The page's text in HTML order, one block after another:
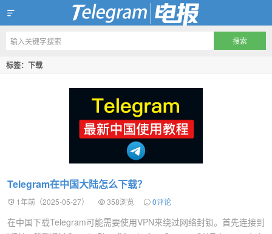
Telegram X 官网下载
标签：下载
Telegram在中国大陆怎么下载？
1年前（2025-05-27） 358浏览 0评论
在中国下载Telegram可能需要使用VPN来绕过网络封锁。首先连接到